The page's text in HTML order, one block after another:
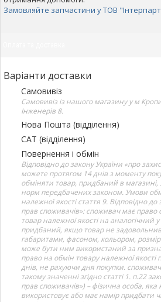
Замовляйте запчастини у ТОВ
Варіанти доставки
Самовивіз
Самовивіз із нашого магазину у м
Інженерів 8.
Нова Пошта (відділення)
САТ (відділення)
Повернення і обмін
Відповідно до закону України «про
можете протягом 14 днів з моменту
обміняти товар, придбаний в
норм передбачених законом. Умови
належної якості стаття 9. Відповідно
прав споживачів»: споживач має
товар належної якості на аналогічний
придбаний, якщо товар не
габаритами, фасоном, кольором,
може бути ним використаний за
право на обмін товару належної
днів, не рахуючи дня покупки.
такому значенні згідно статті 1. п.22
прав споживачів») – фізична особа, яка
використовує або має намір придбати